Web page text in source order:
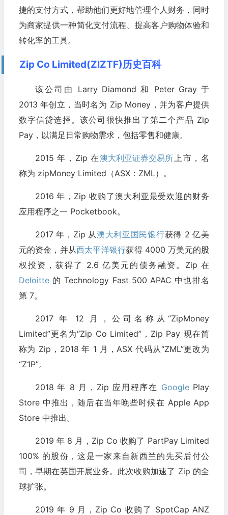
捷的支付方式，帮助他们更好地管理个人财务，同时
为商家提供一种简化支付流程、提高客户购物体验和
转化率的工具。
Zip Co Limited(ZIZTF)历史百科
该公司由 Larry Diamond 和 Peter Gray 于
2013 年创立，当时名为 Zip Money，并为客户提供
数字信贷选择。该公司很快推出了第二个产品 Zip
Pay，以满足日常购物需求，包括零售和健康。
2015 年，Zip 在澳大利亚证券交易所 上市，名
称为 zipMoney Limited（ASX：ZML）。
2016 年，Zip 收购了澳大利亚最受欢迎的财务
应用程序之一 Pocketbook。
2017 年，Zip 从澳大利亚国民银行获得 2 亿美
元的资金，并从西太平洋银行获得 4000 万美元的股
权投资，获得了 2.6 亿美元的债务融资。Zip 在
Deloitte的 Technology Fast 500 APAC 中也排名
第 7。
2017 年 12 月，公司名称从“ZipMoney
Limited”更名为“Zip Co Limited”，Zip Pay 现在简
称为 Zip，2018 年 1 月，ASX 代码从“ZML”更改为
“Z1P”。
2018 年 8 月，Zip 应用程序在 Google Play
Store 中推出，随后在当年晚些时候在 Apple App
Store 中推出。
2019 年 8 月，Zip Co 收购了 PartPay Limited
100% 的股份，这是一家来自新西兰的先买后付公
司，早期在英国开展业务。此次收购加速了 Zip 的全
球扩张。
2019 年 9 月，Zip Co 收购了 SpotCap ANZ